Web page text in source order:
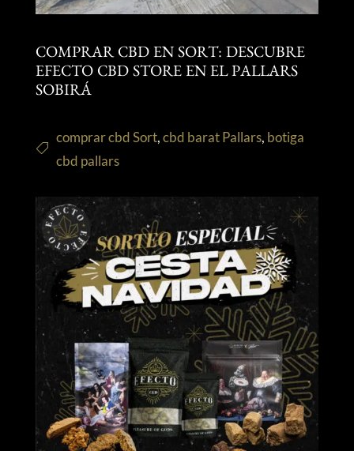
COMPRAR CBD EN SORT: DESCUBRE
EFECTO CBD STORE EN EL PALLARS
SOBIRÁ
comprar cbd Sort,cbd barat Pallars, botiga
cbd pallars